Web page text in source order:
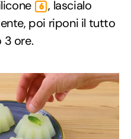
6 , lascialo
poi riponi il tutto
3 ore.